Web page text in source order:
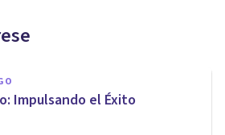
Impulsando el Éxito